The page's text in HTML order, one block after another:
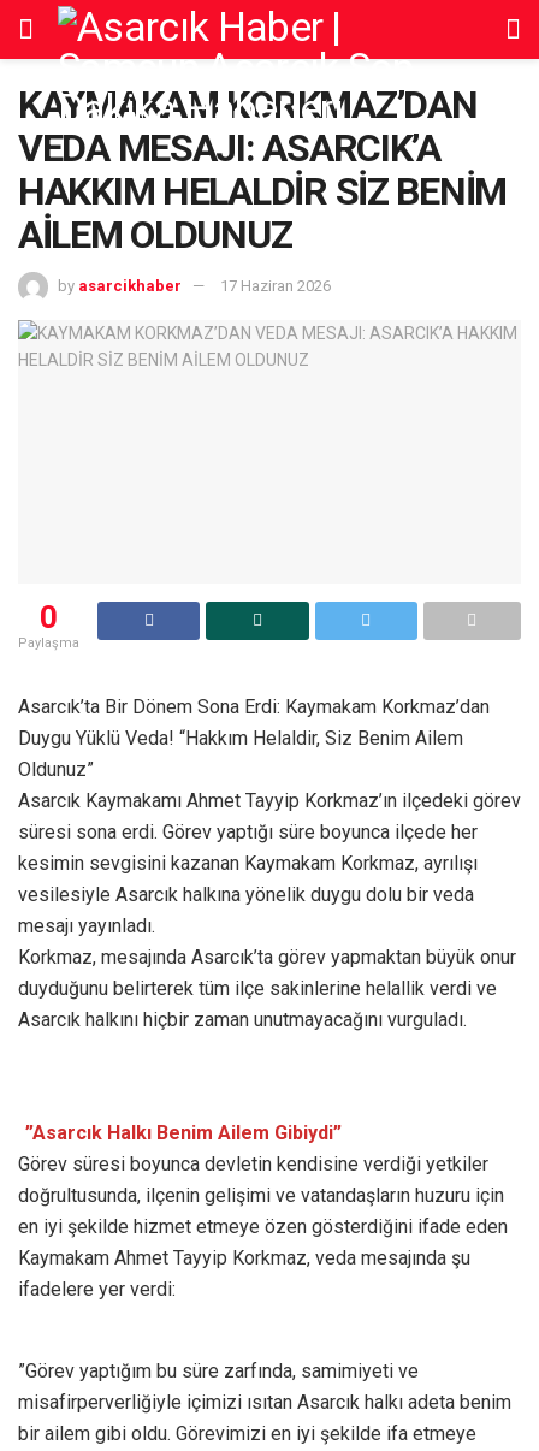
KAYMAKAM KORKMAZ’DAN
VEDA MESAJI: ASARCIK’A
HAKKIM HELALDİR SİZ BENİM
AİLEM OLDUNUZ
by asarcikhaber 17 Haziran 2026
0
Paylaşma
Asarcık’ta Bir Dönem Sona Erdi: Kaymakam Korkmaz’dan
Duygu Yüklü Veda! “Hakkım Helaldir, Siz Benim Ailem
Oldunuz”
Asarcık Kaymakamı Ahmet Tayyip Korkmaz’ın ilçedeki görev
süresi sona erdi. Görev yaptığı süre boyunca ilçede her
kesimin sevgisini kazanan Kaymakam Korkmaz, ayrılışı
vesilesiyle Asarcık halkına yönelik duygu dolu bir veda
mesajı yayınladı.
​Korkmaz, mesajında Asarcık’ta görev yapmaktan büyük onur
duyduğunu belirterek tüm ilçe sakinlerine helallik verdi ve
Asarcık halkını hiçbir zaman unutmayacağını vurguladı.
​”Asarcık Halkı Benim Ailem Gibiydi”
​Görev süresi boyunca devletin kendisine verdiği yetkiler
doğrultusunda, ilçenin gelişimi ve vatandaşların huzuru için
en iyi şekilde hizmet etmeye özen gösterdiğini ifade eden
Kaymakam Ahmet Tayyip Korkmaz, veda mesajında şu
ifadelere yer verdi:
​”Görev yaptığım bu süre zarfında, samimiyeti ve
misafirperverliğiyle içimizi ısıtan Asarcık halkı adeta benim
bir ailem gibi oldu. Görevimizi en iyi şekilde ifa etmeye